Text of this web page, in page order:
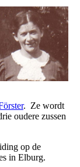
. Ze wordt
oudere zussen
op de
in Elburg.